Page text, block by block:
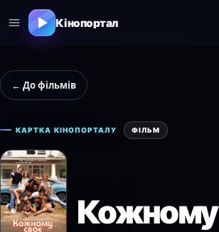
Кінопортал
← До фільмів
КАРТКА КІНОПОРТАЛУ ФІЛЬМ
Кожному